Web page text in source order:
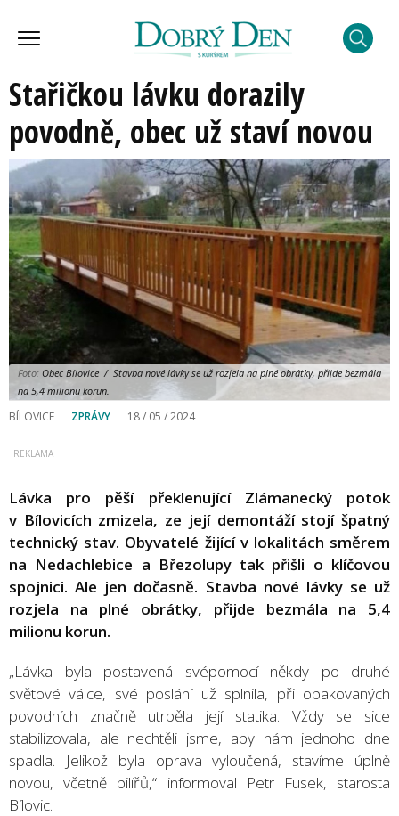
Stařičkou lávku dorazily
povodně, obec už staví novou
Foto: Obec Bílovice / Stavba nové lávky se už rozjela na plné obrátky, přijde bezmála
na 5,4 milionu korun.
BÍLOVICE ZPRÁVY 18 / 05 / 2024
Lávka pro pěší překlenující Zlámanecký potok
v Bílovicích zmizela, ze její demontáží stojí špatný
technický stav. Obyvatelé žijící v lokalitách směrem
na Nedachlebice a Březolupy tak přišli o klíčovou
spojnici. Ale jen dočasně. Stavba nové lávky se už
rozjela na plné obrátky, přijde bezmála na 5,4
milionu korun.
„Lávka byla postavená svépomocí někdy po druhé
světové válce, své poslání už splnila, při opakovaných
povodních značně utrpěla její statika. Vždy se sice
stabilizovala, ale nechtěli jsme, aby nám jednoho dne
spadla. Jelikož byla oprava vyloučená, stavíme úplně
novou, včetně pilířů,“ informoval Petr Fusek, starosta
Bílovic.